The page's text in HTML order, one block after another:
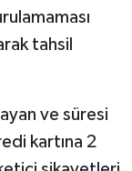
tahsil
ve süresi
kartına 2